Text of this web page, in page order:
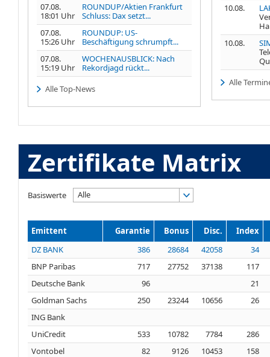
07.08.
18:01 Uhr
ROUNDUP/Aktien Frankfurt
Schluss: Dax setzt...
07.08.
15:26 Uhr
ROUNDUP: US-
Beschäftigung schrumpft...
07.08.
15:19 Uhr
WOCHENAUSBLICK: Nach
Rekordjagd rückt...
Alle Top-News
10.08.
10.08.
Alle
Zertifikate Matrix
Basiswerte Alle
Emittent Garantie Bonus Disc.
Index
DZ BANK
386 28684 42058
34
BNP Paribas
717 27752 37138
117
Deutsche Bank
96
21
Goldman Sachs
250 23244 10656
26
ING Bank
UniCredit
533 10782 7784
286
Vontobel
82 9126 10453 158